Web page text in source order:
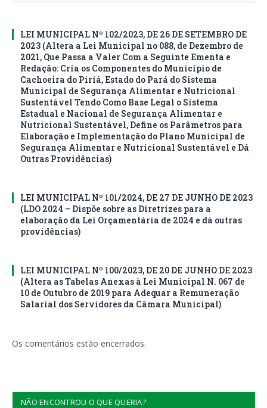
LEI MUNICIPAL Nº 102/2023, DE 26 DE SETEMBRO DE
2023 (Altera a Lei Municipal no 088, de Dezembro de
2021, Que Passa a Valer Com a Seguinte Ementa e
Redação: Cria os Componentes do Município de
Cachoeira do Piriá, Estado do Pará do Sistema
Municipal de Segurança Alimentar e Nutricional
Sustentável Tendo Como Base Legal o Sistema
Estadual e Nacional de Segurança Alimentar e
Nutricional Sustentável, Define os Parâmetros para
Elaboração e Implementação do Plano Municipal de
Segurança Alimentar e Nutricional Sustentável e Dá
Outras Providências)
LEI MUNICIPAL Nº 101/2024, DE 27 DE JUNHO DE 2023
(LDO 2024 – Dispõe sobre as Diretrizes para a
elaboração da Lei Orçamentária de 2024 e dá outras
providências)
LEI MUNICIPAL Nº 100/2023, DE 20 DE JUNHO DE 2023
(Altera as Tabelas Anexas à Lei Municipal N. 067 de
10 de Outubro de 2019 para Adequar a Remuneração
Salarial dos Servidores da Câmara Municipal)
Os comentários estão encerrados.
NÃO ENCONTROU O QUE QUERIA?